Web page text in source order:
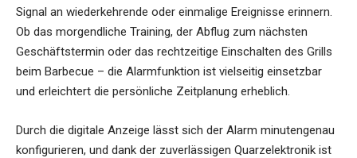
Signal an wiederkehrende oder einmalige Ereignisse erinnern.
Ob das morgendliche Training, der Abflug zum nächsten
Geschäftstermin oder das rechtzeitige Einschalten des Grills
beim Barbecue – die Alarmfunktion ist vielseitig einsetzbar
und erleichtert die persönliche Zeitplanung erheblich.
Durch die digitale Anzeige lässt sich der Alarm minutengenau
konfigurieren, und dank der zuverlässigen Quarzelektronik ist